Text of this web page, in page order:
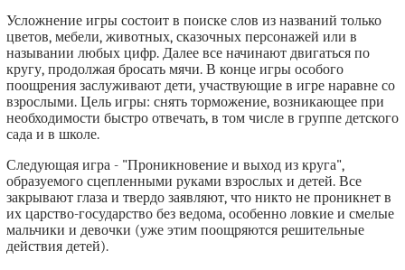
Усложнение игры состоит в поиске слов из названий только
цветов, мебели, животных, сказочных персонажей или в
назывании любых цифр. Далее все начинают двигаться по
кругу, продолжая бросать мячи. В конце игры особого
поощрения заслуживают дети, участвующие в игре наравне со
взрослыми. Цель игры: снять торможение, возникающее при
необходимости быстро отвечать, в том числе в группе детского
сада и в школе.
Следующая игра - "Проникновение и выход из круга",
образуемого сцепленными руками взрослых и детей. Все
закрывают глаза и твердо заявляют, что никто не проникнет в
их царство-государство без ведома, особенно ловкие и смелые
мальчики и девочки (уже этим поощряются решительные
действия детей).